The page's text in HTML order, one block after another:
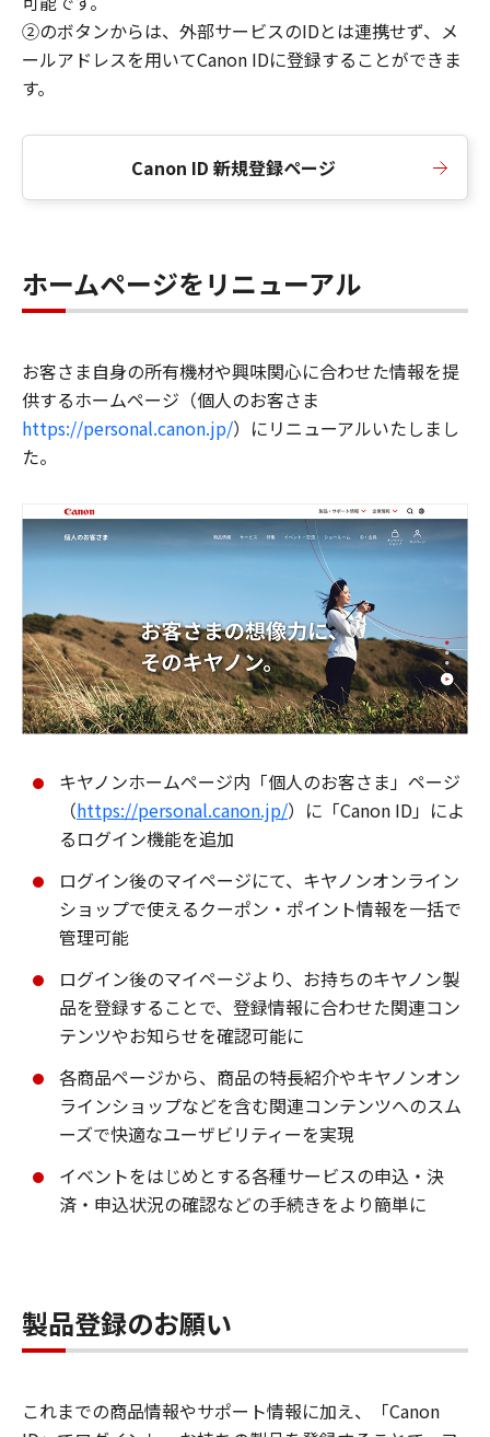
②のボタンからは、外部サービスのIDとは連携せず、メ
ールアドレスを用いてCanon IDに登録することができま
す。
Canon ID 新規登録ページ
ホームページをリニューアル
お客さま自身の所有機材や興味関心に合わせた情報を提
供するホームページ（個人のお客さま
https://personal.canon.jp/）にリニューアルいたしまし
た。
キヤノンホームページ内「個人のお客さま」ページ
（https://personal.canon.jp/）に「Canon ID」によ
るログイン機能を追加
ログイン後のマイページにて、キヤノンオンライン
ショップで使えるクーポン・ポイント情報を一括で
管理可能
ログイン後のマイページより、お持ちのキヤノン製
品を登録することで、登録情報に合わせた関連コン
テンツやお知らせを確認可能に
各商品ページから、商品の特長紹介やキヤノンオン
ラインショップなどを含む関連コンテンツへのスム
ーズで快適なユーザビリティーを実現
イベントをはじめとする各種サービスの申込・決
済・申込状況の確認などの手続きをより簡単に
製品登録のお願い
これまでの商品情報やサポート情報に加え、「Canon